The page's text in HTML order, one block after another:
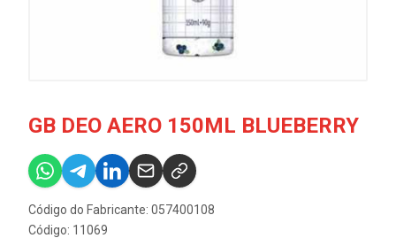
GB DEO AERO 150ML BLUEBERRY
Código do Fabricante: 057400108
Código: 11069